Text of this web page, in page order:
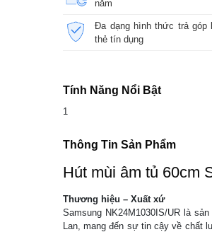
năm
Đa dạng hình thức trả góp
thẻ tín dụng
Tính Năng Nổi Bật
1
Thông Tin Sản Phẩm
Hút mùi âm tủ 60cm
Thương hiệu – Xuất xứ
Samsung NK24M1030IS/UR là
Lan, mang đến sự tin cậy về chất